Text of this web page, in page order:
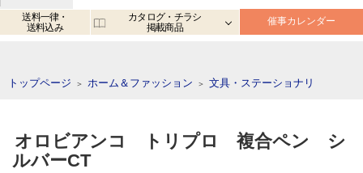
送料一律・
送料込み
カタログ・チラシ
掲載商品
催事カレンダー
トップページ ＞ ホーム＆ファッション ＞ 文具・ステーショナリ
オロビアンコ トリプロ 複合ペン シ
ルバーCT